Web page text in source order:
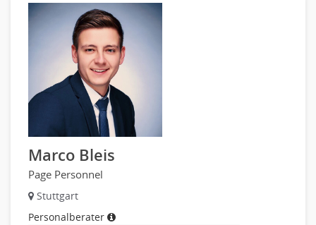
Marco Bleis
Page Personnel
Stuttgart
Personalberater